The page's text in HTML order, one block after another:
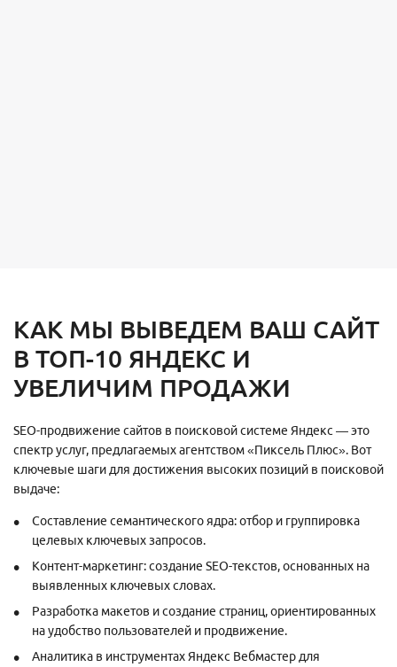
КАК МЫ ВЫВЕДЕМ ВАШ САЙТ
В ТОП-10 ЯНДЕКС И
УВЕЛИЧИМ ПРОДАЖИ
SEO-продвижение сайтов в поисковой системе Яндекс — это
спектр услуг, предлагаемых агентством «Пиксель Плюс». Вот
ключевые шаги для достижения высоких позиций в поисковой
выдаче:
Составление семантического ядра: отбор и группировка
целевых ключевых запросов.
Контент-маркетинг: создание SEO-текстов, основанных на
выявленных ключевых словах.
Разработка макетов и создание страниц, ориентированных
на удобство пользователей и продвижение.
Аналитика в инструментах Яндекс Вебмастер для